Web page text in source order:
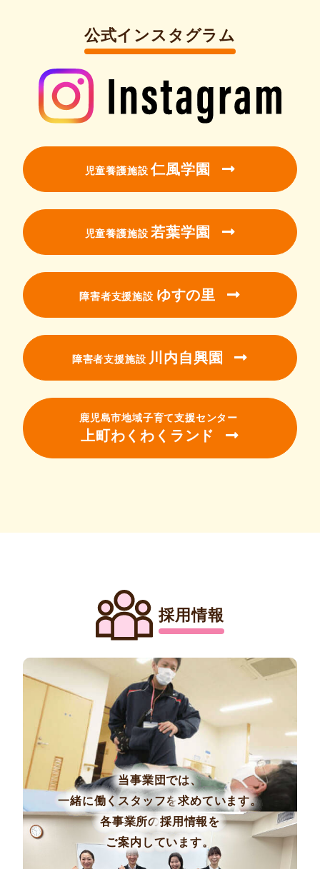
公式インスタグラム
児童養護施設 仁風学園
児童養護施設 若葉学園
障害者支援施設 ゆすの里
障害者支援施設 川内自興園
鹿児島市地域子育て支援センター
上町わくわくランド
採用情報
当事業団では、
一緒に働くスタッフを求めています。
各事業所の採用情報を
ご案内しています。